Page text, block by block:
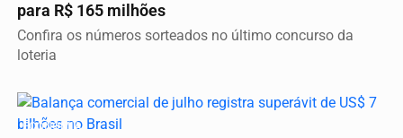
para R$ 165 milhões
Confira os números sorteados no último concurso da
loteria
ECONOMIA